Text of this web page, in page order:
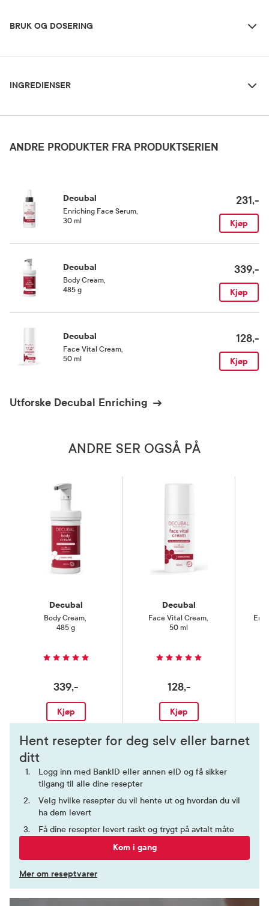
BRUK OG DOSERING
Til daglig pleie av svært tørr hud.
Oppbevaringsbetingelser
INGREDIENSER
Dimethicone, Citric Acid, Phenoxyethanol, Sodium Benzoate
ANDRE PRODUKTER FRA PRODUKTSERIEN
Decubal
Enriching Face Serum
30 ml
231,-
Kjøp
Decubal
Body Cream
485 g
339,-
Kjøp
Decubal
Face Vital Cream
50 ml
128,-
Kjøp
Utforske Decubal Enriching
ANDRE SER OGSÅ PÅ
Decubal
Body Cream,
485 g
339,-
Kjøp
Decubal
Face Vital Cream,
50 ml
128,-
Kjøp
Hent resepter for deg selv eller barnet
ditt
Logg inn med BankID eller annen eID og få sikker
tilgang til alle dine resepter
Velg hvilke resepter du vil hente ut og hvordan du vil
ha dem levert
Få dine resepter levert raskt og trygt på avtalt måte
Kom i gang
Mer om reseptvarer